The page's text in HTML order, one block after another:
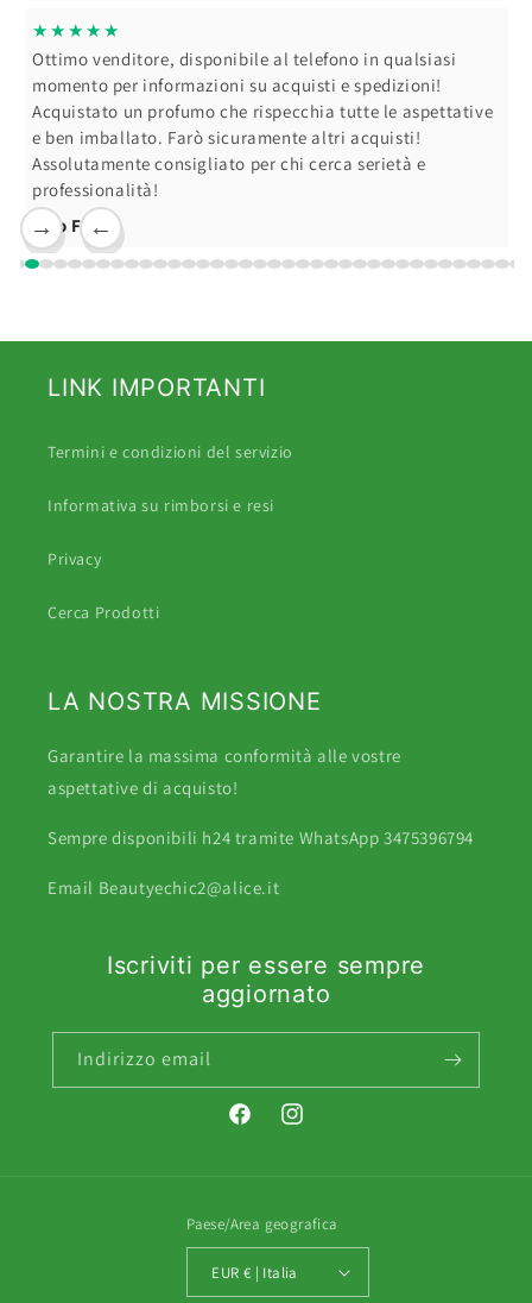
←
→
★★★★★
Ottimo venditore, disponibile al telefono in qualsiasi
momento per informazioni su acquisti e spedizioni!
Acquistato un profumo che rispecchia tutte le aspettative
e ben imballato. Farò sicuramente altri acquisti!
Assolutamente consigliato per chi cerca serietà e
professionalità!
Ciro F.
LINK IMPORTANTI
Termini e condizioni del servizio
Informativa su rimborsi e resi
Privacy
Cerca Prodotti
LA NOSTRA MISSIONE
Garantire la massima conformità alle vostre
aspettative di acquisto!
Sempre disponibili h24 tramite WhatsApp 3475396794
Email Beautyechic2@alice.it
Iscriviti per essere sempre
aggiornato
Indirizzo email
FacebookInstagram
Paese/Area geografica
EUR € | Italia